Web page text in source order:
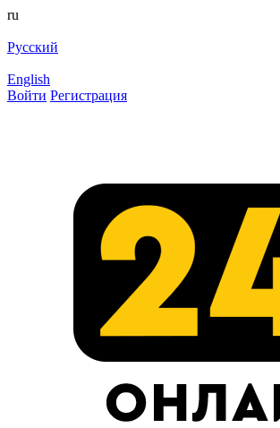
ru
Русский
English
Войти Регистрация